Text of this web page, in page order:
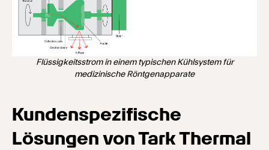
Flüssigkeitsstrom in einem typischen Kühlsystem für
medizinische Röntgenapparate
Kundenspezifische
Lösungen von Tark Thermal